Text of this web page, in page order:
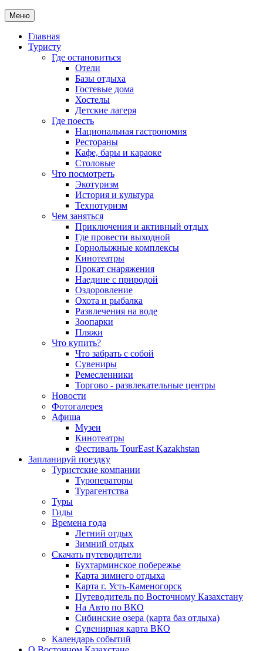
Меню
Главная
Туристу
Где остановиться
Отели
Базы отдыха
Гостевые дома
Хостелы
Детские лагеря
Где поесть
Национальная гастрономия
Рестораны
Кафе, бары и караоке
Столовые
Что посмотреть
Экотуризм
История и культура
Технотуризм
Чем заняться
Приключения и активный отдых
Где провести выходной
Горнолыжные комплексы
Кинотеатры
Прокат снаряжения
Наедине с природой
Оздоровление
Охота и рыбалка
Развлечения на воде
Зоопарки
Пляжи
Что купить?
Что забрать с собой
Сувениры
Ремесленники
Торгово - развлекательные центры
Новости
Фотогалерея
Афиша
Музеи
Кинотеатры
Фестиваль TourEast Kazakhstan
Запланируй поездку
Туристские компании
Туроператоры
Турагентства
Туры
Гиды
Времена года
Летний отдых
Зимний отдых
Скачать путеводители
Бухтарминское побережье
Карта зимнего отдыха
Карта г. Усть-Каменогорск
Путеводитель по Восточному Казахстану
На Авто по ВКО
Сибинские озера (карта баз отдыха)
Сувенирная карта ВКО
Календарь событий